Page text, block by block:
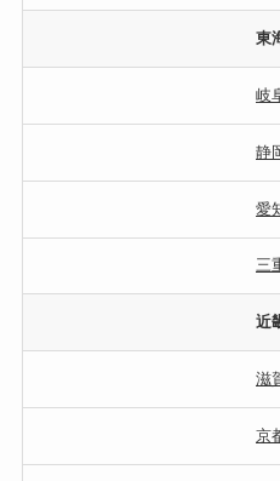
東
岐
静
愛
三
近
滋
京